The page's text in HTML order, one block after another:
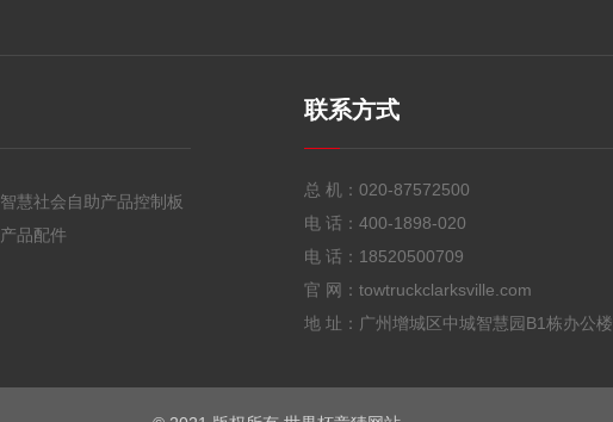
智慧社会自助产品控制板
产品配件
联系方式
总 机： 020-87572500
电 话： 400-1898-020
电 话： 18520500709
官 网：towtruckclarksville.com
地 址：广州增城区中城智慧园B1栋办公楼